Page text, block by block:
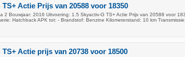
Actie Prijs van 20588 voor 18350
2 Bouwjaar: 2016 Uitvoering: 1.5 Skyactiv-G TS+ Actie Prijs van 20588 voor
Hatchback APK tot: - Brandstof: Benzine Kilometerstand: 10 km Transmissie:
TS+ Actie prijs van 20738 voor 18500